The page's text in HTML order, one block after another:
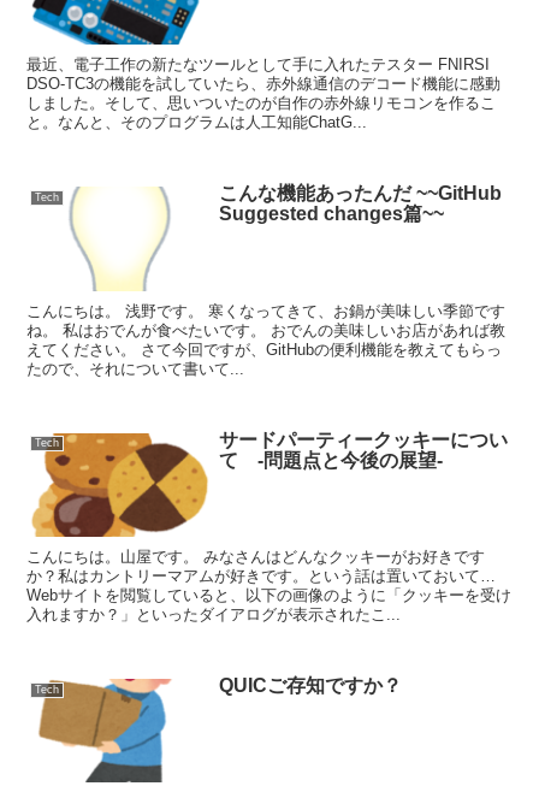
最近、電子工作の新たなツールとして手に入れたテスター FNIRSI
DSO-TC3の機能を試していたら、赤外線通信のデコード機能に感動
しました。そして、思いついたのが自作の赤外線リモコンを作るこ
と。なんと、そのプログラムは人工知能ChatG...
Tech
こんな機能あったんだ ~~GitHub
Suggested changes篇~~
こんにちは。 浅野です。 寒くなってきて、お鍋が美味しい季節です
ね。 私はおでんが食べたいです。 おでんの美味しいお店があれば教
えてください。 さて今回ですが、GitHubの便利機能を教えてもらっ
たので、それについて書いて...
Tech
サードパーティークッキーについ
て -問題点と今後の展望-
こんにちは。山屋です。 みなさんはどんなクッキーがお好きです
か？私はカントリーマアムが好きです。という話は置いておいて…
Webサイトを閲覧していると、以下の画像のように「クッキーを受け
入れますか？」といったダイアログが表示されたこ...
Tech QUICご存知ですか？